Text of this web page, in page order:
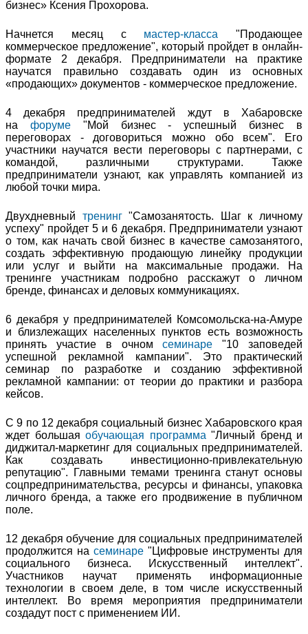
бизнес» Ксения Прохорова.
Начнется месяц с мастер-класса "Продающее
коммерческое предложение", который пройдет в онлайн-
формате 2 декабря. Предприниматели на практике
научатся правильно создавать один из основных
«продающих» документов - коммерческое предложение.
4 декабря предпринимателей ждут в Хабаровске
на форуме"Мой бизнес - успешный бизнес в
переговорах - договориться можно обо всем". Его
участники научатся вести переговоры с партнерами, с
командой, различными структурами. Также
предприниматели узнают, как управлять компанией из
любой точки мира.
Двухдневный тренинг"Самозанятость. Шаг к личному
успеху" пройдет 5 и 6 декабря. Предприниматели узнают
о том, как начать свой бизнес в качестве самозанятого,
создать эффективную продающую линейку продукции
или услуг и выйти на максимальные продажи. На
тренинге участникам подробно расскажут о личном
бренде, финансах и деловых коммуникациях.
6 декабря у предпринимателей Комсомольска-на-Амуре
и близлежащих населенных пунктов есть возможность
принять участие в очномсеминаре "10 заповедей
успешной рекламной кампании". Это практический
семинар по разработке и созданию эффективной
рекламной кампании: от теории до практики и разбора
кейсов.
С 9 по 12 декабря социальный бизнес Хабаровского края
ждет большая обучающая программа "Личный бренд и
диджитал-маркетинг для социальных предпринимателей.
Как создавать инвестиционно-привлекательную
репутацию". Главными темами тренинга станут основы
соцпредпринимательства, ресурсы и финансы, упаковка
личного бренда, а также его продвижение в публичном
поле.
12 декабря обучение для социальных предпринимателей
продолжится на семинаре "Цифровые инструменты для
социального бизнеса. Искусственный интеллект".
Участников научат применять информационные
технологии в своем деле, в том числе искусственный
интеллект. Во время мероприятия предприниматели
создадут пост с применением ИИ.